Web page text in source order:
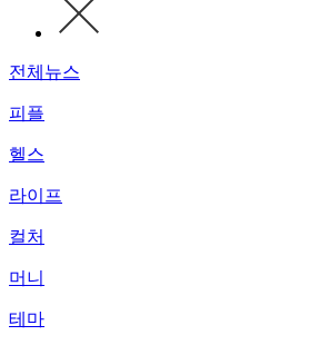
전체뉴스
피플
헬스
라이프
컬처
머니
테마